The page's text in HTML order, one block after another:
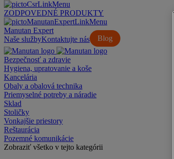
ZODPOVEDNÉ PRODUKTY
Manutan Expert
Naše služby
Blog
Kontaktujte nás
Bezpečnosť a zdravie
Hygiena, upratovanie a koše
Kancelária
Obaly a obalová technika
Priemyselné potreby a náradie
Sklad
Stoličky
Vonkajšie priestory
Reštaurácia
Pozemné komunikácie
Zobraziť všetko v tejto kategórii